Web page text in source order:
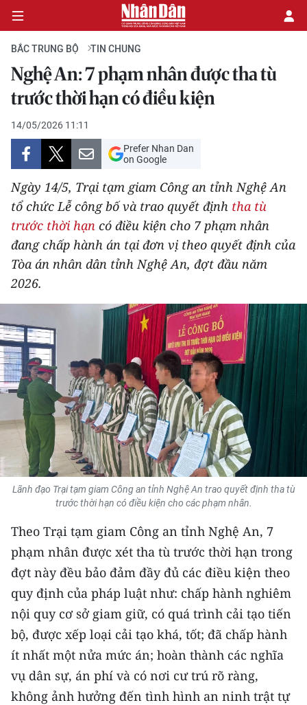
CHÍNH TRỊ
KINH TẾ
VĂN HÓA
XÃ HỘI
PHÁP LUẬT
DU LỊCH
THẾ GIỚI
THỂ THAO
GIÁO DỤC
Y TẾ
KHOA HỌC - CÔNG NGHỆ
MÔI TRƯỜNG
BẠN ĐỌC
KIỂM CHỨNG THÔNG TIN
TRI THỨC CHUYÊN SÂU
54 DÂN TỘC VIỆT NAM
CHƯƠNG TRÌNH OCOP - MỖI XÃ
MỘT SẢN PHẨM
RADIO
BẮC TRUNG BỘ TIN CHUNG
Nghệ An: 7 phạm nhân được tha tù
trước thời hạn có điều kiện
14/05/2026 11:11
Prefer Nhan Dan
on Google
Ngày 14/5, Trại tạm giam Công an tỉnh Nghệ An
tổ chức Lễ công bố và trao quyết định tha tù
trước thời hạn có điều kiện cho 7 phạm nhân
đang chấp hành án tại đơn vị theo quyết định của
Tòa án nhân dân tỉnh Nghệ An, đợt đầu năm
2026.
Lãnh đạo Trại tạm giam Công an tỉnh Nghệ An trao quyết định tha tù
trước thời hạn có điều kiện cho các phạm nhân.
Theo Trại tạm giam Công an tỉnh Nghệ An, 7
phạm nhân được xét tha tù trước thời hạn trong
đợt này đều bảo đảm đầy đủ các điều kiện theo
quy định của pháp luật như: chấp hành nghiêm
nội quy cơ sở giam giữ, có quá trình cải tạo tiến
bộ, được xếp loại cải tạo khá, tốt; đã chấp hành
ít nhất một nửa mức án; hoàn thành các nghĩa
vụ dân sự, án phí và có nơi cư trú rõ ràng,
không ảnh hưởng đến tình hình an ninh trật tự